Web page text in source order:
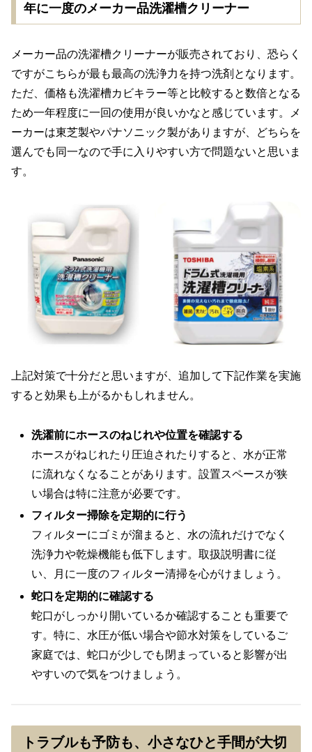
年に一度のメーカー品洗濯槽クリーナー
メーカー品の洗濯槽クリーナーが販売されており、恐らく
ですがこちらが最も最高の洗浄力を持つ洗剤となります。
ただ、価格も洗濯槽カビキラー等と比較すると数倍となる
ため一年程度に一回の使用が良いかなと感じています。メ
ーカーは東芝製やパナソニック製がありますが、どちらを
選んでも同一なので手に入りやすい方で問題ないと思いま
す。
上記対策で十分だと思いますが、追加して下記作業を実施
すると効果も上がるかもしれません。
洗濯前にホースのねじれや位置を確認する
ホースがねじれたり圧迫されたりすると、水が正常
に流れなくなることがあります。設置スペースが狭
い場合は特に注意が必要です。
フィルター掃除を定期的に行う
フィルターにゴミが溜まると、水の流れだけでなく
洗浄力や乾燥機能も低下します。取扱説明書に従
い、月に一度のフィルター清掃を心がけましょう。
蛇口を定期的に確認する
蛇口がしっかり開いているか確認することも重要で
す。特に、水圧が低い場合や節水対策をしているご
家庭では、蛇口が少しでも閉まっていると影響が出
やすいので気をつけましょう。
トラブルも予防も、小さなひと手間が大切